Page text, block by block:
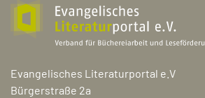
Evangelisches Literaturportal e.V
Bürgerstraße 2a